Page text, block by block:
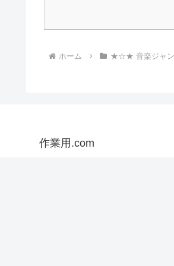
ホーム ★☆★ 音楽ジャ
作業用.com